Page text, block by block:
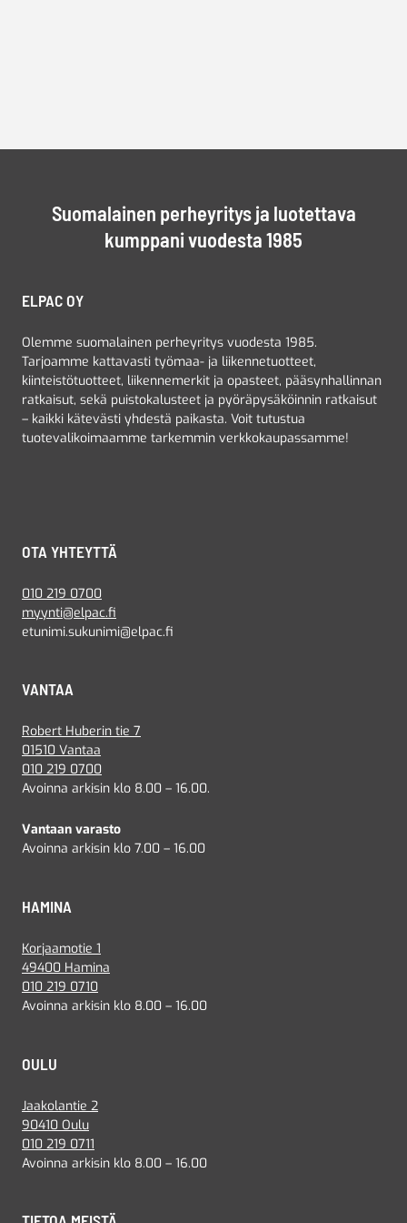
Suomalainen perheyritys ja luotettava
kumppani vuodesta 1985
ELPAC OY
Olemme suomalainen perheyritys vuodesta 1985.
Tarjoamme kattavasti työmaa- ja liikennetuotteet,
kiinteistötuotteet, liikennemerkit ja opasteet, pääsynhallinnan
ratkaisut, sekä puistokalusteet ja pyöräpysäköinnin ratkaisut
– kaikki kätevästi yhdestä paikasta. Voit tutustua
tuotevalikoimaamme tarkemmin verkkokaupassamme!
OTA YHTEYTTÄ
010 219 0700
myynti@elpac.fi
etunimi.sukunimi@elpac.fi
VANTAA
Robert Huberin tie 7
01510 Vantaa
010 219 0700
Avoinna arkisin klo 8.00 – 16.00.
Vantaan varasto
Avoinna arkisin klo 7.00 – 16.00
HAMINA
Korjaamotie 1
49400 Hamina
010 219 0710
Avoinna arkisin klo 8.00 – 16.00
OULU
Jaakolantie 2
90410 Oulu
010 219 0711
Avoinna arkisin klo 8.00 – 16.00